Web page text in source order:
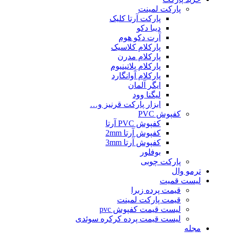
پارکت لمینت
پارکت آرتا کلیک
دیبا دکو
آرت دکو هوم
پارکلام کلاسیک
پارکلام مدرن
پارکلام پلاتینیوم
پارکلام آوانگارد
ایگر آلمان
لیگنا وود
ابزار پارکت قرنیز و…
کفپوش PVC
کفپوش PVC آرتا
کفپوش آرتا 2mm
کفپوش آرتا 3mm
بوفلور
پارکت چوبی
ترمو وال
لیست قمیت
قیمت پرده زبرا
قیمت پارکت لمینت
لیست قیمت کفپوش pvc
لیست قیمت پرده کرکره سوئدی
مجله